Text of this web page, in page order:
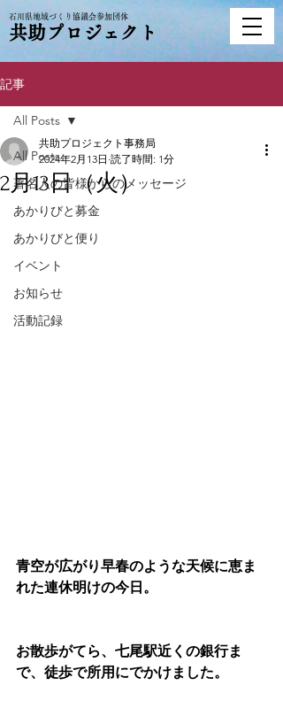
石川県地域づくり協議会参加団体
共助プロジェクト
記事
All Posts
著名人の皆様からのメッセージ
あかりびと募金
あかりびと便り
イベント
お知らせ
活動記録
All Posts
2月13日（火）
共助プロジェクト事務局
2024年2月13日 読了時間: 1分
青空が広がり早春のような天候に恵ま
れた連休明けの今日。
お散歩がてら、七尾駅近くの銀行ま
で、徒歩で所用にでかけました。